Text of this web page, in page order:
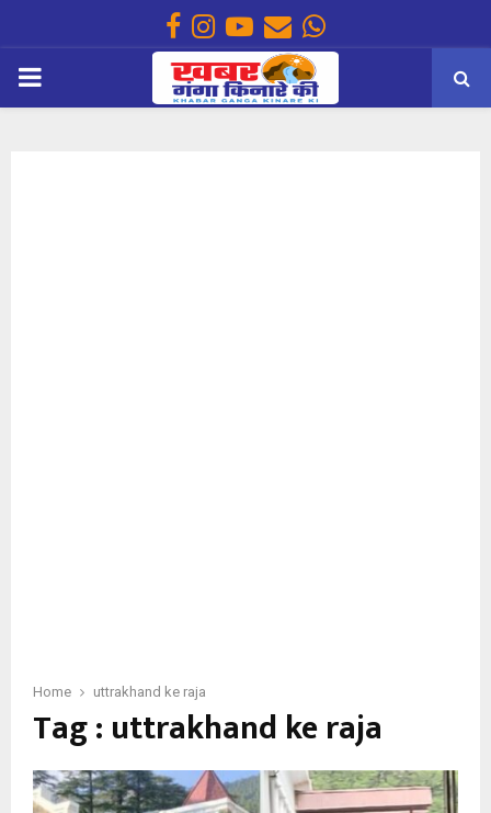
Facebook
Instagram
Youtube
EmailWhatsapp
PRIMARY
Home uttrakhand ke raja
Tag : uttrakhand ke raja